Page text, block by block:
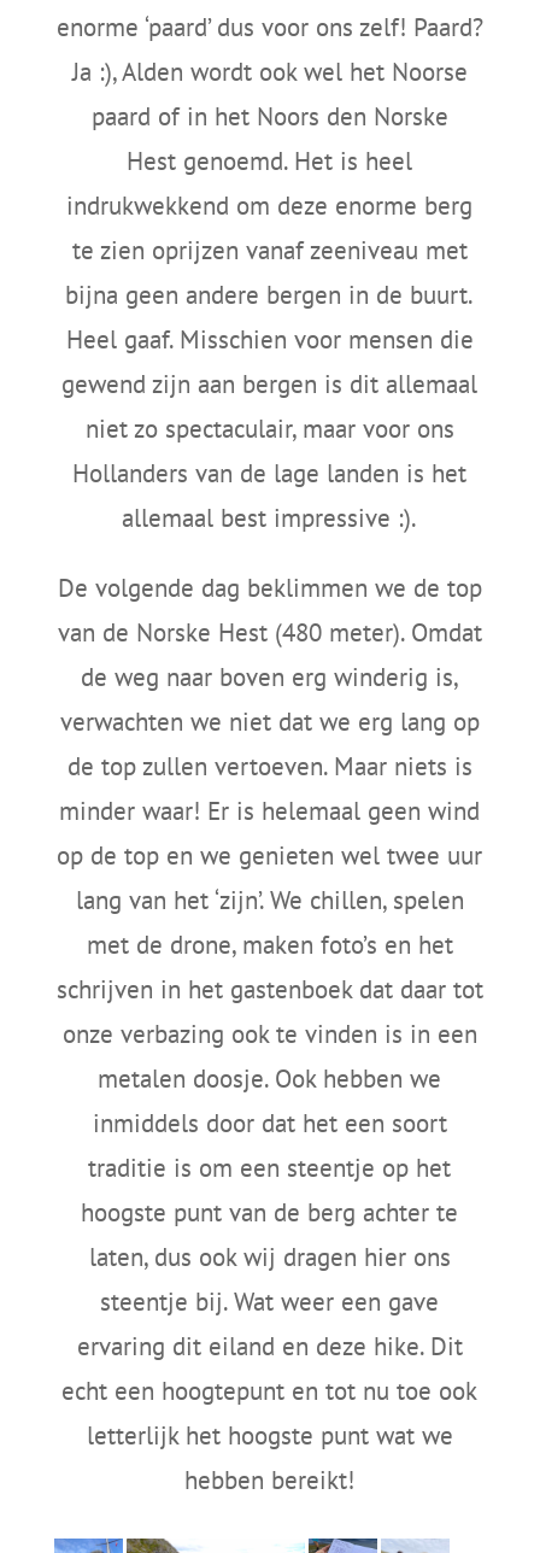
enorme ‘paard’ dus voor ons zelf! Paard?
Ja :), Alden wordt ook wel het Noorse
paard of in het Noors den Norske
Hest genoemd. Het is heel
indrukwekkend om deze enorme berg
te zien oprijzen vanaf zeeniveau met
bijna geen andere bergen in de buurt.
Heel gaaf. Misschien voor mensen die
gewend zijn aan bergen is dit allemaal
niet zo spectaculair, maar voor ons
Hollanders van de lage landen is het
allemaal best impressive :).
De volgende dag beklimmen we de top
van de Norske Hest (480 meter). Omdat
de weg naar boven erg winderig is,
verwachten we niet dat we erg lang op
de top zullen vertoeven. Maar niets is
minder waar! Er is helemaal geen wind
op de top en we genieten wel twee uur
lang van het ‘zijn’. We chillen, spelen
met de drone, maken foto’s en het
schrijven in het gastenboek dat daar tot
onze verbazing ook te vinden is in een
metalen doosje. Ook hebben we
inmiddels door dat het een soort
traditie is om een steentje op het
hoogste punt van de berg achter te
laten, dus ook wij dragen hier ons
steentje bij. Wat weer een gave
ervaring dit eiland en deze hike. Dit
echt een hoogtepunt en tot nu toe ook
letterlijk het hoogste punt wat we
hebben bereikt!